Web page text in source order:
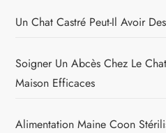
Un Chat Castré Peut-Il Avoir
Soigner Un Abcès Chez Le
Maison Efficaces
Alimentation Maine Coon